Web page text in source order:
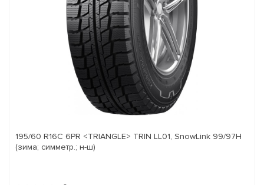
195/60 R16C 6PR <TRIANGLE> TRIN LL01, SnowLink 99/97H
(зима; симметр.; н-ш)